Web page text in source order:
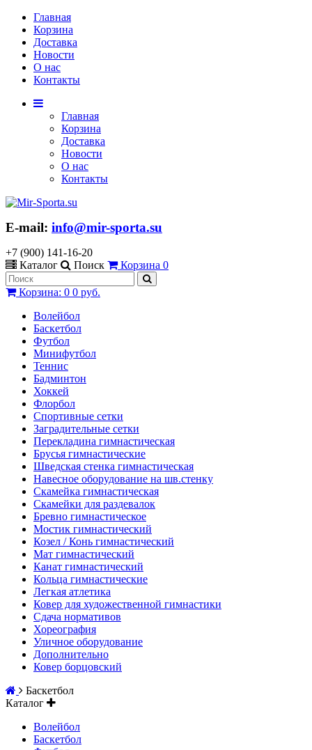
Главная
Корзина
Доставка
Новости
О нас
Контакты
Главная
Корзина
Доставка
Новости
О нас
Контакты
E-mail: info@mir-sporta.su
+7 (900) 141-16-20
Каталог
Поиск Корзина 0
Корзина: 0 0 руб.
Волейбол
Баскетбол
Футбол
Минифутбол
Теннис
Бадминтон
Хоккей
Флорбол
Спортивные сетки
Заградительные сетки
Перекладина гимнастическая
Брусья гимнастические
Шведская стенка гимнастическая
Навесное оборудование на шв.стенку
Скамейка гимнастическая
Скамейки для раздевалок
Бревно гимнастическое
Мостик гимнастический
Козел / Конь гимнастический
Мат гимнастический
Канат гимнастический
Кольца гимнастические
Легкая атлетика
Ковер для художественной гимнастики
Сдача нормативов
Хореография
Уличное оборудование
Дополнительно
Ковер борцовский
Баскетбол
Каталог
Волейбол
Баскетбол